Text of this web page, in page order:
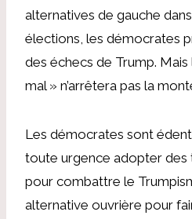
alternatives de gauche
élections, les démocrates
des échecs de Trump.
mal » n’arrêtera pas la
Les démocrates sont
toute urgence adopter des
pour combattre le
alternative ouvrière pour